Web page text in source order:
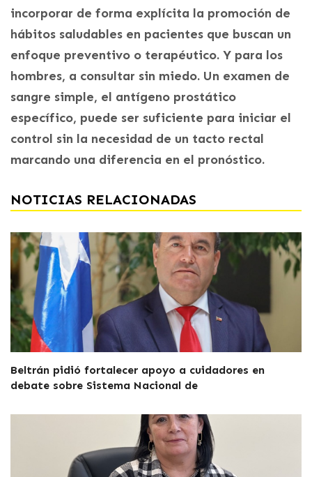
incorporar de forma explícita la promoción de
hábitos saludables en pacientes que buscan un
enfoque preventivo o terapéutico. Y para los
hombres, a consultar sin miedo. Un examen de
sangre simple, el antígeno prostático
específico, puede ser suficiente para iniciar el
control sin la necesidad de un tacto rectal
marcando una diferencia en el pronóstico.
NOTICIAS RELACIONADAS
Beltrán pidió fortalecer apoyo a cuidadores en
debate sobre Sistema Nacional de